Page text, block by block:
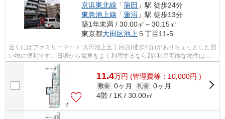
京浜東北線 「蒲田 」駅 徒歩24分
東急池上線 「蓮沼 」駅 徒歩13分
築1年未満 / 30.00㎡～30.15㎡
東京都大田区池上 ５丁目11-5
近くにはファミリーマート 大田池上五丁目店(徒歩4分)がありちょっとした買
い物に便利です。日頃から電車をよく利用するなら2駅利用可能な物件はい
かがでしょうか。場所が平坦なのは、...
11.4万円 (管理費等：10,000円 )
敷金 0ヶ月 礼金 0ヶ月
4階 / 1K / 30.00㎡